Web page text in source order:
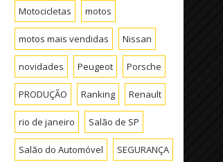
Motocicletas motos
motos mais vendidas Nissan
novidades Peugeot Porsche
PRODUÇÃO Ranking Renault
rio de janeiro Salão de SP
Salão do Automóvel SEGURANÇA